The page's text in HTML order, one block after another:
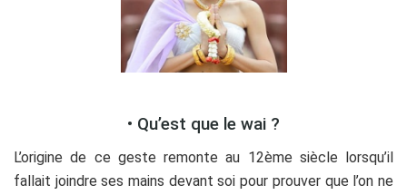
• Qu’est que le wai ?
L’origine de ce geste remonte au 12ème siècle lorsqu’il
fallait joindre ses mains devant soi pour prouver que l’on ne